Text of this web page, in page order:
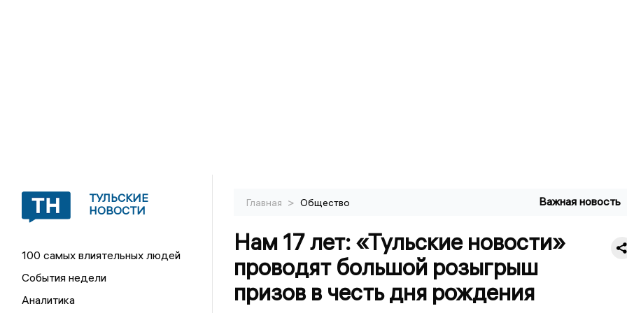
ТУЛЬСКИЕ
НОВОСТИ
100 самых влиятельных людей
События недели
Аналитика
Главная > Общество Важная новость
Нам 17 лет: «Тульские новости»
проводят большой розыгрыш
призов в честь дня рождения